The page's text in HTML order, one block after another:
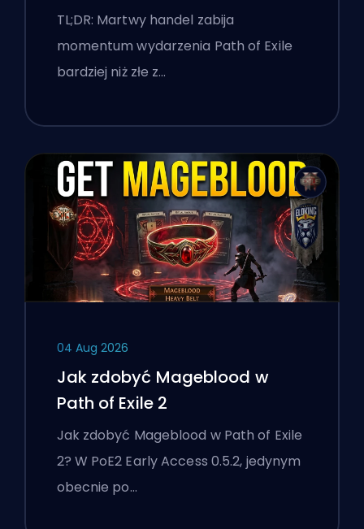
TL;DR: Martwy handel zabija
momentum wydarzenia Path of Exile
bardziej niż złe z…
04 Aug 2026
Jak zdobyć Mageblood w
Path of Exile 2
Jak zdobyć Mageblood w Path of Exile
2? W PoE2 Early Access 0.5.2, jedynym
obecnie po…